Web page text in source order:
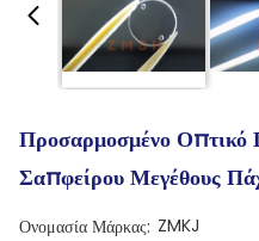
Προσαρμοσμένο
Σαπφείρου Μεγέθους
Ονομασία Μάρκας: ZMKJ